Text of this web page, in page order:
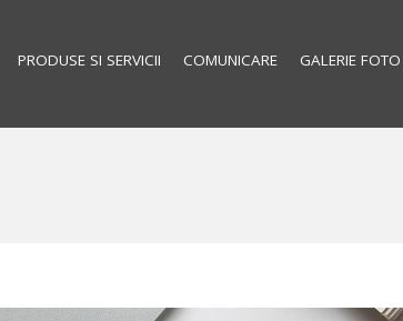
PRODUSE SI SERVICII COMUNICARE GALERIE FOTO